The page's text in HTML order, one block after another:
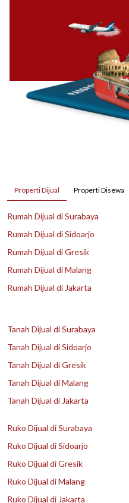
Properti Dijual Properti Disewa
Rumah Dijual di Surabaya
Rumah Dijual di Sidoarjo
Rumah Dijual di Gresik
Rumah Dijual di Malang
Rumah Dijual di Jakarta
Tanah Dijual di Surabaya
Tanah Dijual di Sidoarjo
Tanah Dijual di Gresik
Tanah Dijual di Malang
Tanah Dijual di Jakarta
Ruko Dijual di Surabaya
Ruko Dijual di Sidoarjo
Ruko Dijual di Gresik
Ruko Dijual di Malang
Ruko Dijual di Jakarta